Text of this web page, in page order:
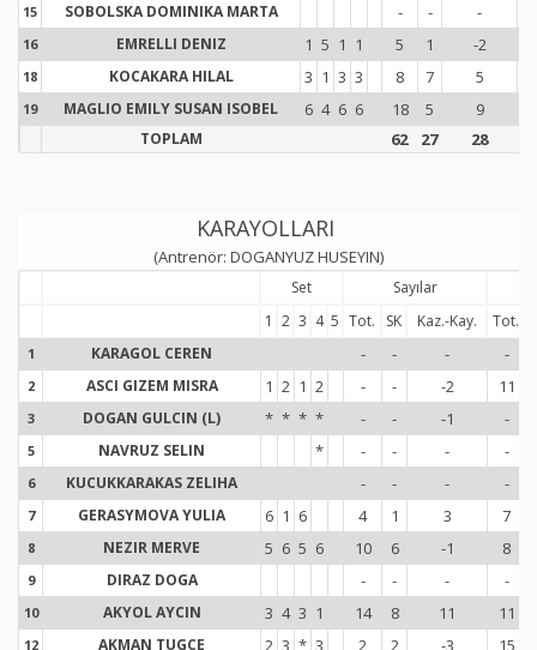
15 SOBOLSKA DOMINIKA MARTA - - -
16 EMRELLI DENIZ 1 5 1 1 5 1 -2
18 KOCAKARA HILAL 3 1 3 3 8 7 5
19 MAGLIO EMILY SUSAN ISOBEL 6 4 6 6 18 5 9
TOPLAM 62 27 28
KARAYOLLARI
(Antrenör: DOGANYUZ HUSEYIN)
Set Sayılar
1 2 3 4 5 Tot. SK Kaz.-Kay. Tot.
1 KARAGOL CEREN - - - -
2 ASCI GIZEM MISRA 1 2 1 2 - - -2 11
3 DOGAN GULCIN (L) * * * * - - -1 -
5 NAVRUZ SELIN * - - - -
6 KUCUKKARAKAS ZELIHA - - - -
7 GERASYMOVA YULIA 6 1 6 4 1 3 7
8 NEZIR MERVE 5 6 5 6 10 6 -1 8
9 DIRAZ DOGA - - - -
10 AKYOL AYCIN 3 4 3 1 14 8 11 11
12 AKMAN TUGCE 2 3 * 3 2 2 -3 15